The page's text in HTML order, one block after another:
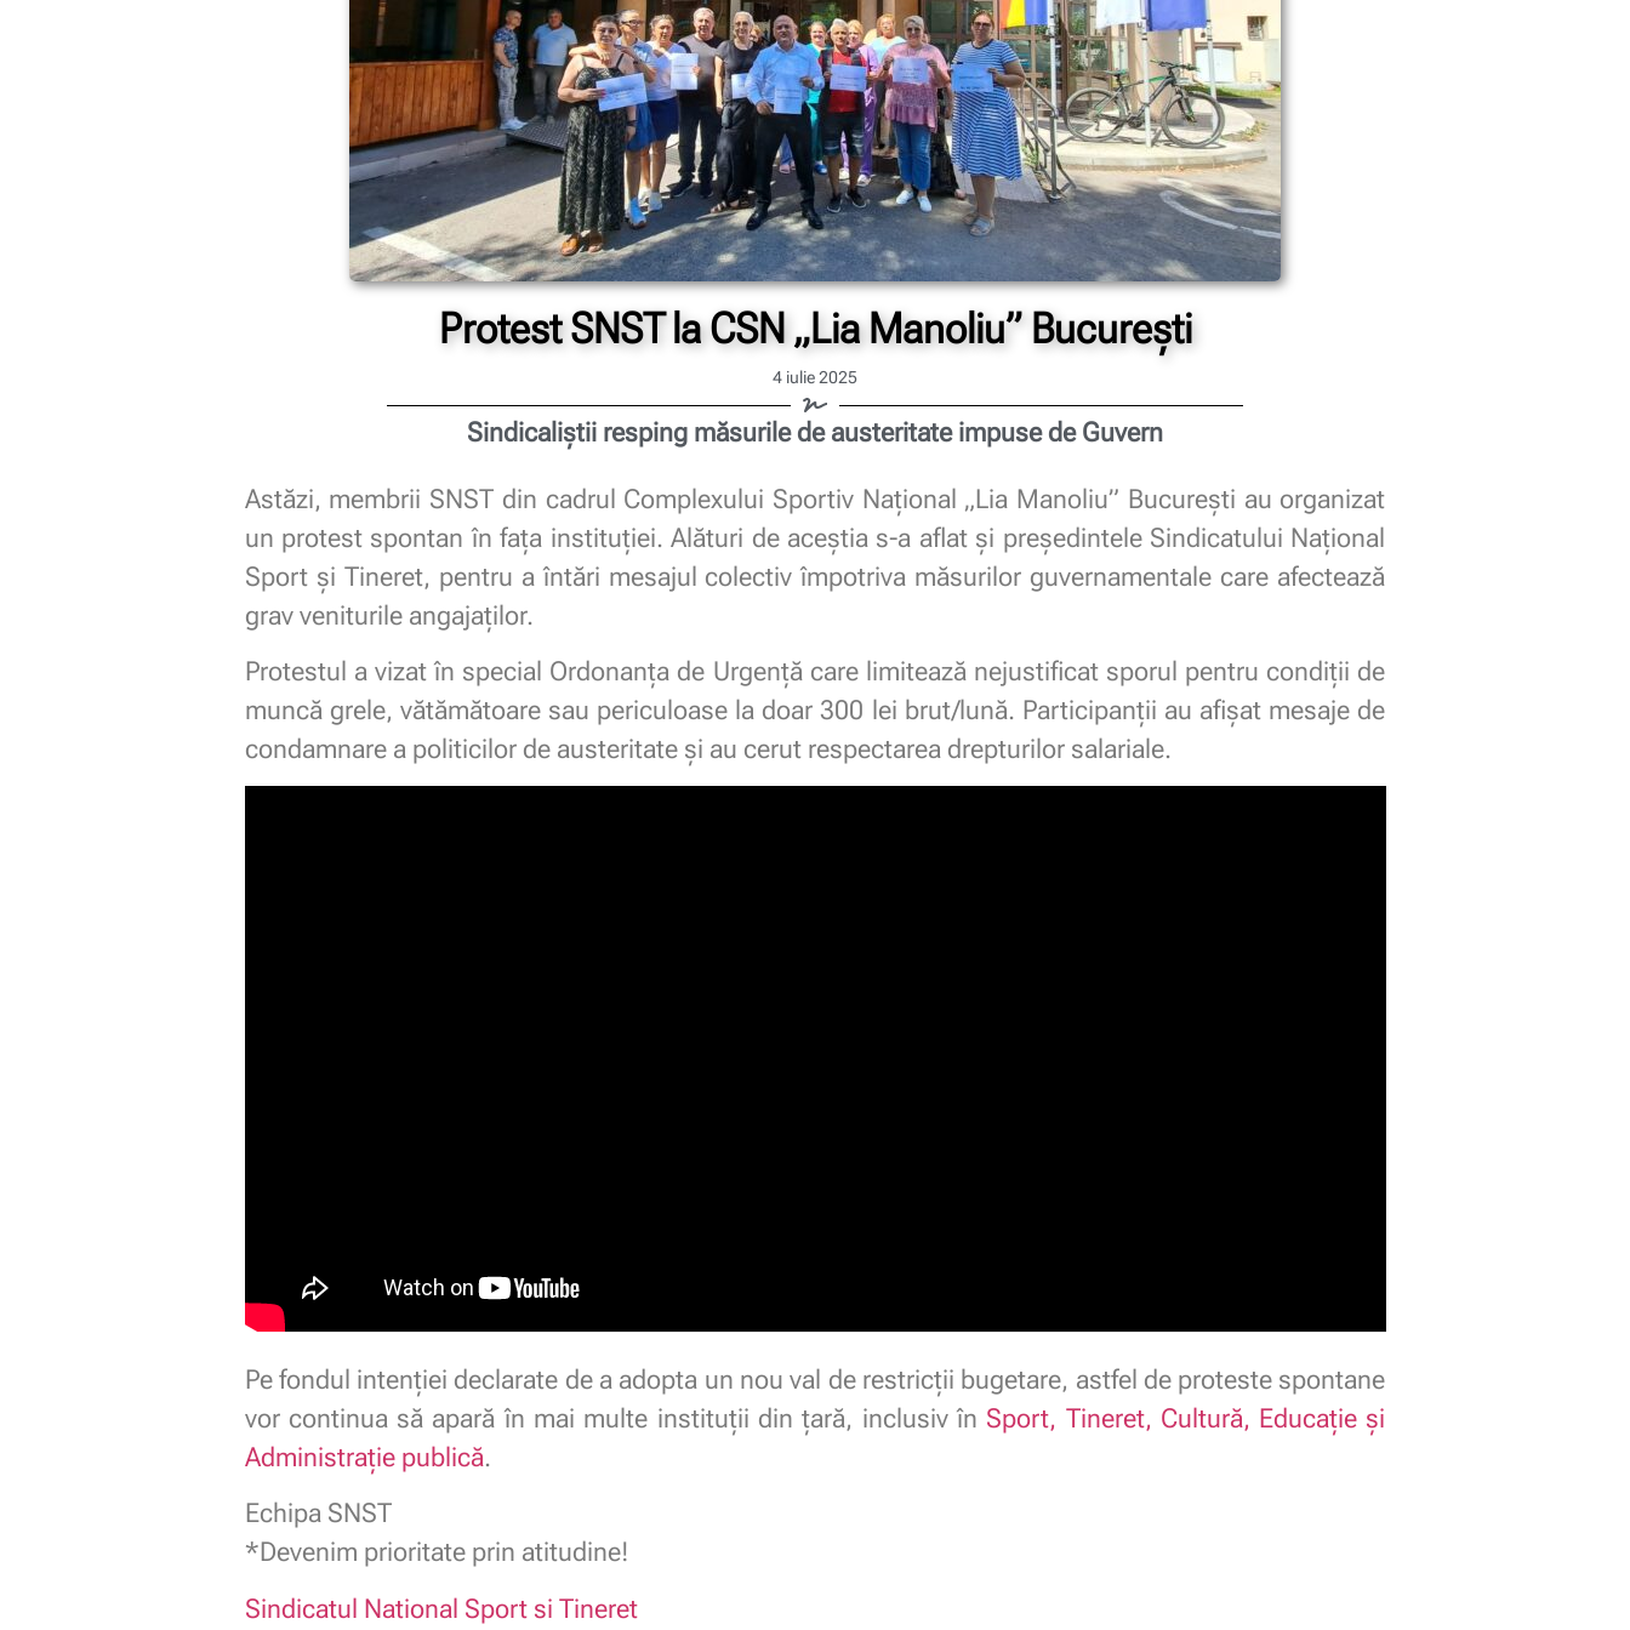
Protest SNST la CSN „Lia Manoliu” București
4 iulie 2025
Sindicaliștii resping măsurile de austeritate impuse de Guvern
Astăzi, membrii SNST din cadrul Complexului Sportiv Național „Lia Manoliu” București au organizat
un protest spontan în fața instituției. Alături de aceștia s-a aflat și președintele Sindicatului Național
Sport și Tineret, pentru a întări mesajul colectiv împotriva măsurilor guvernamentale care afectează
grav veniturile angajaților.
Protestul a vizat în special Ordonanța de Urgență care limitează nejustificat sporul pentru condiții de
muncă grele, vătămătoare sau periculoase la doar 300 lei brut/lună. Participanții au afișat mesaje de
condamnare a politicilor de austeritate și au cerut respectarea drepturilor salariale.
Pe fondul intenției declarate de a adopta un nou val de restricții bugetare, astfel de proteste spontane
vor continua să apară în mai multe instituții din țară, inclusiv în Sport, Tineret, Cultură, Educație și
Administrație publică.
Echipa SNST
*Devenim prioritate prin atitudine!
Sindicatul National Sport si Tineret